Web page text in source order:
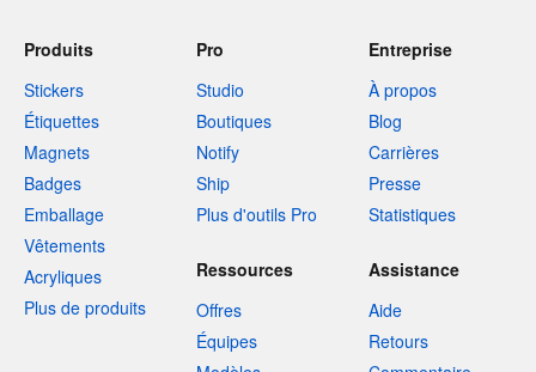
Produits
Stickers
Étiquettes
Magnets
Badges
Emballage
Vêtements
Acryliques
Plus de produits
Pro
Studio
Boutiques
Notify
Ship
Plus d'outils Pro
Entreprise
À propos
Blog
Carrières
Presse
Statistiques
Ressources
Offres
Équipes
Assistance
Aide
Retours